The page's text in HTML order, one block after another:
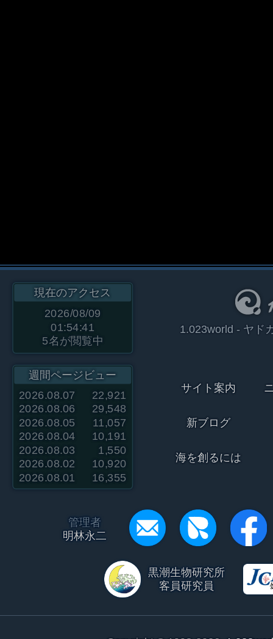
現在のアクセス
2026/08/09
01:54:41
5名が閲覧中
週間ページビュー
2026.08.07
22,921
2026.08.06
29,548
2026.08.05
11,057
2026.08.04
10,191
2026.08.03
1,550
2026.08.02
10,920
2026.08.01
16,355
1.023world - ヤド
サイト案内
新ブログ
海を創るには
管理者
明林永二
黒潮生物研究所
客員研究員